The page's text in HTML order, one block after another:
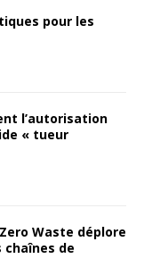
pour les
l’autorisation
« tueur
Waste déplore
de